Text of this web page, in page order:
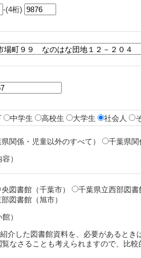
-(4桁)
中学生 高校生 大学生 社会人
関係・児童以外のすべて）
千葉県
）
図書館（千葉市）
千葉県立西部図
図書館（旭市）
）
介した図書館資料を、必要があるとき
覧なさることも考えられますので、比